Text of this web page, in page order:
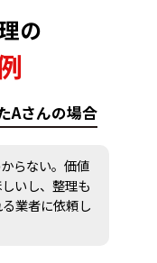
の
Aさんの場合
らない。価値
いし、整理も
業者に依頼し